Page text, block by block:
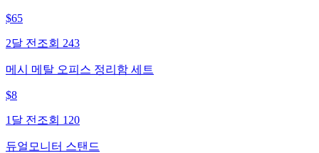
$65
2달 전 조회 243
메시 메탈 오피스 정리함 세트
$8
1달 전 조회 120
듀얼모니터 스탠드